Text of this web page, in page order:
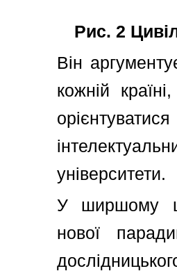
Рис. 2
Він
кожній
університети.
У ширшому
нової